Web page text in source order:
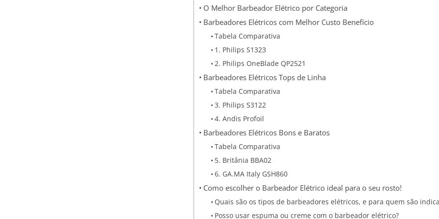
O Melhor Barbeador Elétrico por Categoria
Barbeadores Elétricos com Melhor Custo Benefício
Tabela Comparativa
1. Philips S1323
2. Philips OneBlade QP2521
Barbeadores Elétricos Tops de Linha
Tabela Comparativa
3. Philips S3122
4. Andis Profoil
Barbeadores Elétricos Bons e Baratos
Tabela Comparativa
5. Britânia BBA02
6. GA.MA Italy GSH860
Como escolher o Barbeador Elétrico ideal para o seu rosto!
Quais são os tipos de barbeadores elétricos, e para quem são
Posso usar espuma ou creme com o barbeador elétrico?